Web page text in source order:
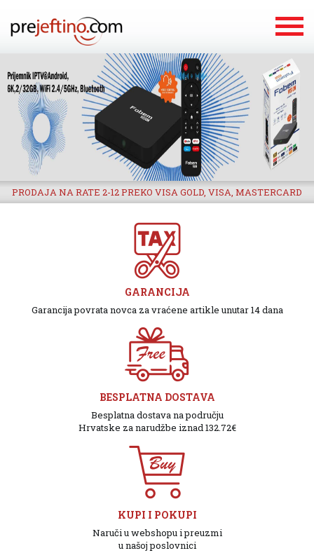
PRODAJA NA RATE 2-12 PREKO VISA GOLD, VISA, MASTERCARD
GARANCIJA
Garancija povrata novca za vraćene artikle unutar 14 dana
BESPLATNA DOSTAVA
Besplatna dostava na području
Hrvatske za narudžbe iznad 132.72€
KUPI I POKUPI
Naruči u webshopu i preuzmi
u našoj poslovnici